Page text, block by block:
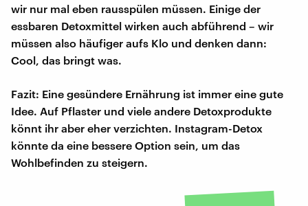
wir nur mal eben rausspülen müssen. Einige der
essbaren Detoxmittel wirken auch abführend – wir
müssen also häufiger aufs Klo und denken dann:
Cool, das bringt was.
Fazit: Eine gesündere Ernährung ist immer eine gute
Idee. Auf Pflaster und viele andere Detoxprodukte
könnt ihr aber eher verzichten. Instagram-Detox
könnte da eine bessere Option sein, um das
Wohlbefinden zu steigern.